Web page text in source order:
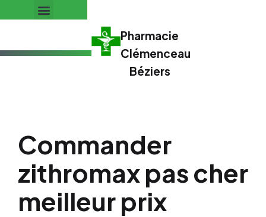
Pharmacie
Clémenceau
Béziers
Commander
zithromax pas cher
meilleur prix